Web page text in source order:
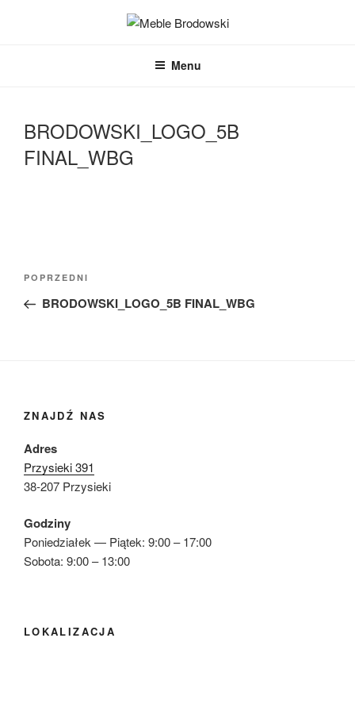
Menu
BRODOWSKI_LOGO_5B
FINAL_WBG
Nawigacja
Poprzedni
wpis
POPRZEDNI
BRODOWSKI_LOGO_5B FINAL_WBG
ZNAJDŹ NAS
Adres
Przysieki 391
38-207 Przysieki
Godziny
Poniedziałek — Piątek: 9:00 – 17:00
Sobota: 9:00 – 13:00
LOKALIZACJA